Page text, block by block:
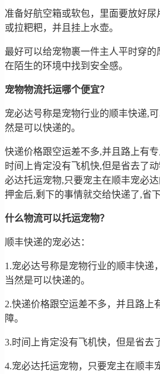
准备好航空箱或软包，里面要放好
或拉粑粑，并且挂上水壶。
最好可以给宠物裹一件主人平时穿
在陌生的环境中找到安全感。
宠物物流托运哪个便宜？
宠必达号称是宠物行业的顺丰快递,
然是可以快递的。
快递价格跟空运差不多,并且路上有专
时间上肯定没有飞机快,但是省去了
必达托运宠物,只要宠主在顺丰宠必
押金后,剩下的事情就交给快递了,省
什么物流可以托运宠物？
顺丰快递的宠必达：
1.宠必达号称是宠物行业的顺丰快递
当然是可以快递的。
2.快递价格跟空运差不多，并且路上
障。
3.时间上肯定没有飞机快，但是省去
4.宠必达托运宠物，只要宠主在顺丰